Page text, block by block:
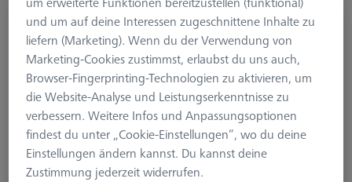
DREHTISCHE
Drehtischset
626106-9370-000
und um auf deine Interessen zugeschnittene Inhalte zu
liefern (Marketing). Wenn du der Verwendung von
Marketing-Cookies zustimmst, erlaubst du uns auch,
Browser-Fingerprinting-Technologien zu aktivieren, um
die Website-Analyse und Leistungserkenntnisse zu
verbessern. Weitere Infos und Anpassungsoptionen
findest du unter „Cookie-Einstellungen“, wo du deine
Einstellungen ändern kannst. Du kannst deine
Zustimmung jederzeit widerrufen.